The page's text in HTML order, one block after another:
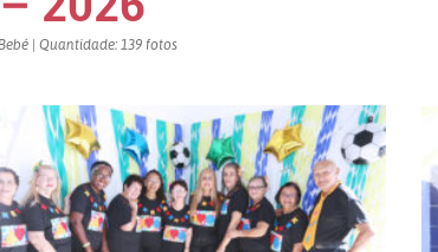
| Quantidade: 139 fotos